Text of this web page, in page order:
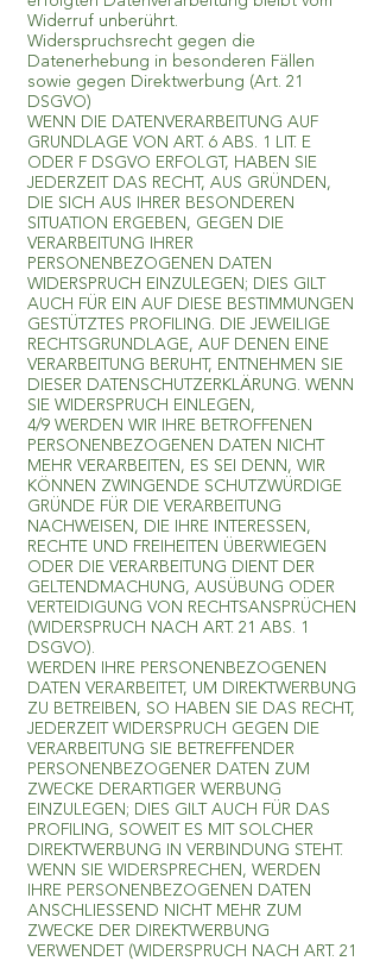
Widerruf unberührt.
Widerspruchsrecht gegen die
Datenerhebung in besonderen Fällen
sowie gegen Direktwerbung (Art. 21
DSGVO)
WENN DIE DATENVERARBEITUNG AUF
GRUNDLAGE VON ART. 6 ABS. 1 LIT. E
ODER F DSGVO ERFOLGT, HABEN SIE
JEDERZEIT DAS RECHT, AUS GRÜNDEN,
DIE SICH AUS IHRER BESONDEREN
SITUATION ERGEBEN, GEGEN DIE
VERARBEITUNG IHRER
PERSONENBEZOGENEN DATEN
WIDERSPRUCH EINZULEGEN; DIES GILT
AUCH FÜR EIN AUF DIESE BESTIMMUNGEN
GESTÜTZTES PROFILING. DIE JEWEILIGE
RECHTSGRUNDLAGE, AUF DENEN EINE
VERARBEITUNG BERUHT, ENTNEHMEN SIE
DIESER DATENSCHUTZERKLÄRUNG. WENN
SIE WIDERSPRUCH EINLEGEN,
4/9 WERDEN WIR IHRE BETROFFENEN
PERSONENBEZOGENEN DATEN NICHT
MEHR VERARBEITEN, ES SEI DENN, WIR
KÖNNEN ZWINGENDE SCHUTZWÜRDIGE
GRÜNDE FÜR DIE VERARBEITUNG
NACHWEISEN, DIE IHRE INTERESSEN,
RECHTE UND FREIHEITEN ÜBERWIEGEN
ODER DIE VERARBEITUNG DIENT DER
GELTENDMACHUNG, AUSÜBUNG ODER
VERTEIDIGUNG VON RECHTSANSPRÜCHEN
(WIDERSPRUCH NACH ART. 21 ABS. 1
DSGVO).
WERDEN IHRE PERSONENBEZOGENEN
DATEN VERARBEITET, UM DIREKTWERBUNG
ZU BETREIBEN, SO HABEN SIE DAS RECHT,
JEDERZEIT WIDERSPRUCH GEGEN DIE
VERARBEITUNG SIE BETREFFENDER
PERSONENBEZOGENER DATEN ZUM
ZWECKE DERARTIGER WERBUNG
EINZULEGEN; DIES GILT AUCH FÜR DAS
PROFILING, SOWEIT ES MIT SOLCHER
DIREKTWERBUNG IN VERBINDUNG STEHT.
WENN SIE WIDERSPRECHEN, WERDEN
IHRE PERSONENBEZOGENEN DATEN
ANSCHLIESSEND NICHT MEHR ZUM
ZWECKE DER DIREKTWERBUNG
VERWENDET (WIDERSPRUCH NACH ART. 21